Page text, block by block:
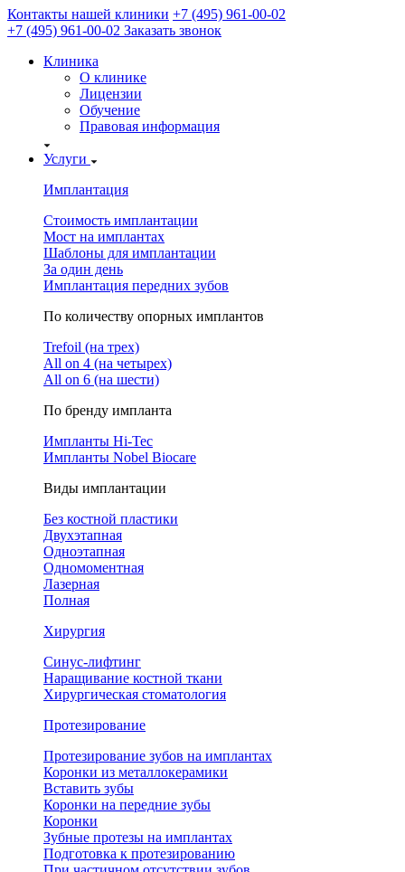
Контакты нашей клиники +7 (495) 961-00-02
+7 (495) 961-00-02 Заказать звонок
Клиника
О клинике
Лицензии
Обучение
Правовая информация
Услуги
Имплантация
Стоимость имплантации
Мост на имплантах
Шаблоны для имплантации
За один день
Имплантация передних зубов
По количеству опорных имплантов
Trefoil (на трех)
All on 4 (на четырех)
All on 6 (на шести)
По бренду импланта
Импланты Hi-Tec
Импланты Nobel Biocare
Виды имплантации
Без костной пластики
Двухэтапная
Одноэтапная
Одномоментная
Лазерная
Полная
Хирургия
Синус-лифтинг
Наращивание костной ткани
Хирургическая стоматология
Протезирование
Протезирование зубов на имплантах
Коронки из металлокерамики
Вставить зубы
Коронки на передние зубы
Коронки
Зубные протезы на имплантах
Подготовка к протезированию